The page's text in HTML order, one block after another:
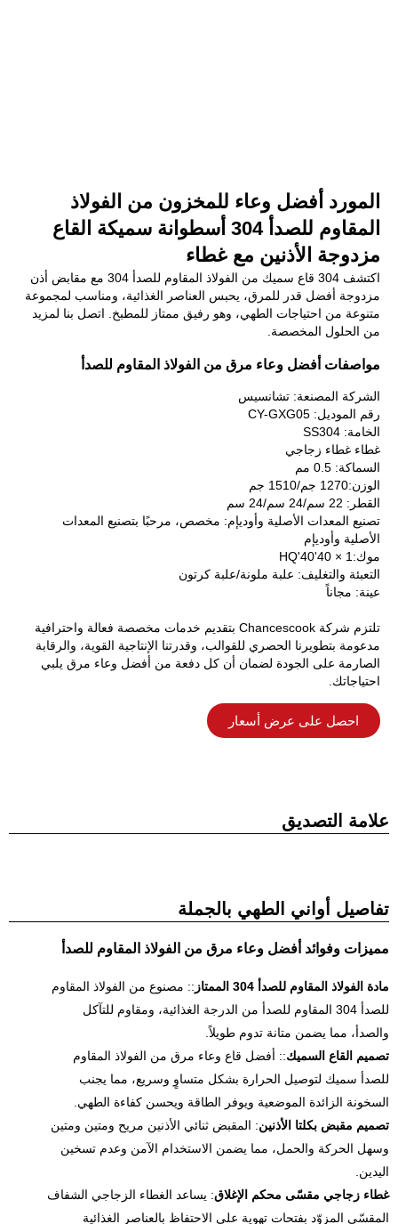
المورد أفضل وعاء للمخزون من الفولاذ
المقاوم للصدأ 304 أسطوانة سميكة القاع
مزدوجة الأذنين مع غطاء
اكتشف 304 قاع سميك من الفولاذ المقاوم للصدأ 304 مع مقابض أذن
مزدوجة أفضل قدر للمرق، يحبس العناصر الغذائية، ومناسب لمجموعة
متنوعة من احتياجات الطهي، وهو رفيق ممتاز للمطبخ. اتصل بنا لمزيد
من الحلول المخصصة.
مواصفات أفضل وعاء مرق من الفولاذ المقاوم للصدأ
الشركة المصنعة: تشانسيس
رقم الموديل: CY-GXG05
الخامة: SS304
غطاء غطاء زجاجي
السماكة: 0.5 مم
الوزن:1270 جم/1510 جم
القطر: 22 سم/24 سم/24 سم
تصنيع المعدات الأصلية وأوديإم: مخصص، مرحبًا بتصنيع المعدات
الأصلية وأوديإم
موك:1 × 40'40'HQ
التعبئة والتغليف: علبة ملونة/علبة كرتون
عينة: مجاناً
تلتزم شركة Chancescook بتقديم خدمات مخصصة فعالة واحترافية
مدعومة بتطويرنا الحصري للقوالب، وقدرتنا الإنتاجية القوية، والرقابة
الصارمة على الجودة لضمان أن كل دفعة من أفضل وعاء مرق يلبي
احتياجاتك.
احصل على عرض أسعار
علامة التصديق
تفاصيل أواني الطهي بالجملة
مميزات وفوائد أفضل وعاء مرق من الفولاذ المقاوم للصدأ
مادة الفولاذ المقاوم للصدأ 304 الممتاز
:: مصنوع من الفولاذ المقاوم
للصدأ 304 المقاوم للصدأ من الدرجة الغذائية، ومقاوم للتآكل
والصدأ، مما يضمن متانة تدوم طويلاً.
تصميم القاع السميك:: أفضل قاع وعاء مرق من الفولاذ المقاوم
للصدأ سميك لتوصيل الحرارة بشكل متساوٍ وسريع، مما يجنب
السخونة الزائدة الموضعية ويوفر الطاقة ويحسن كفاءة الطهي.
تصميم مقبض بكلتا الأذنين: المقبض ثنائي الأذنين مريح ومتين ومتين
وسهل الحركة والحمل، مما يضمن الاستخدام الآمن وعدم تسخين
اليدين.
غطاء زجاجي مقسّى محكم الإغلاق: يساعد الغطاء الزجاجي الشفاف
المقسّى المزوّد بفتحات تهوية على الاحتفاظ بالعناصر الغذائية